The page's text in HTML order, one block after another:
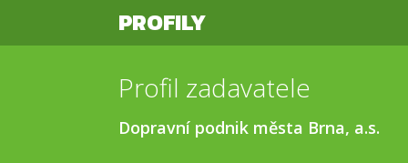
PROFILY
Profil zadavatele
Dopravní podnik města Brna, a.s.